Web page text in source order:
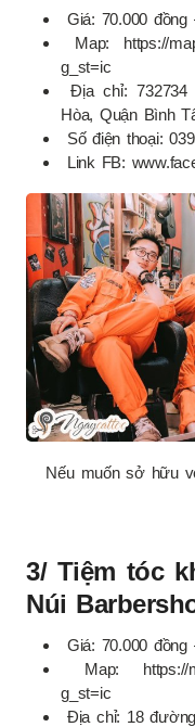
Giá: 70.000 đồng
Map: https://
g_st=ic
Địa chỉ:
Hòa, Quận Bình
Số điện thoại:
Link FB:
Nếu muốn sở hữu
3/ Tiệm tóc
Núi
Giá: 70.000 đồng
Map: https://
g_st=ic
Địa chỉ: 18